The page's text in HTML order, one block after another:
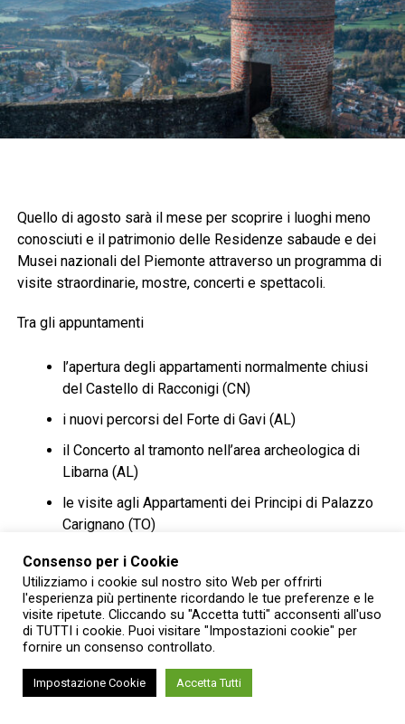
Quello di agosto sarà il mese per scoprire i luoghi meno
conosciuti e il patrimonio delle Residenze sabaude e dei
Musei nazionali del Piemonte attraverso un programma di
visite straordinarie, mostre, concerti e spettacoli.
Tra gli appuntamenti
l’apertura degli appartamenti normalmente chiusi
del Castello di Racconigi (CN)
i nuovi percorsi del Forte di Gavi (AL)
il Concerto al tramonto nell’area archeologica di
Libarna (AL)
le visite agli Appartamenti dei Principi di Palazzo
Carignano (TO)
la stagione musicale del Castello di Agliè (TO)
gli appuntamenti dell’Abbazia di Vezzolano (AT).
I luoghi da visitare e gli
appuntamento
Al Castello di Racconigi il mese si apre con due
Consenso per i Cookie
Utilizziamo i cookie sul nostro sito Web per offrirti
l'esperienza più pertinente ricordando le tue preferenze e le
visite ripetute. Cliccando su "Accetta tutti" acconsenti all'uso
di TUTTI i cookie. Puoi visitare "Impostazioni cookie" per
fornire un consenso controllato.
Impostazione Cookie Accetta Tutti